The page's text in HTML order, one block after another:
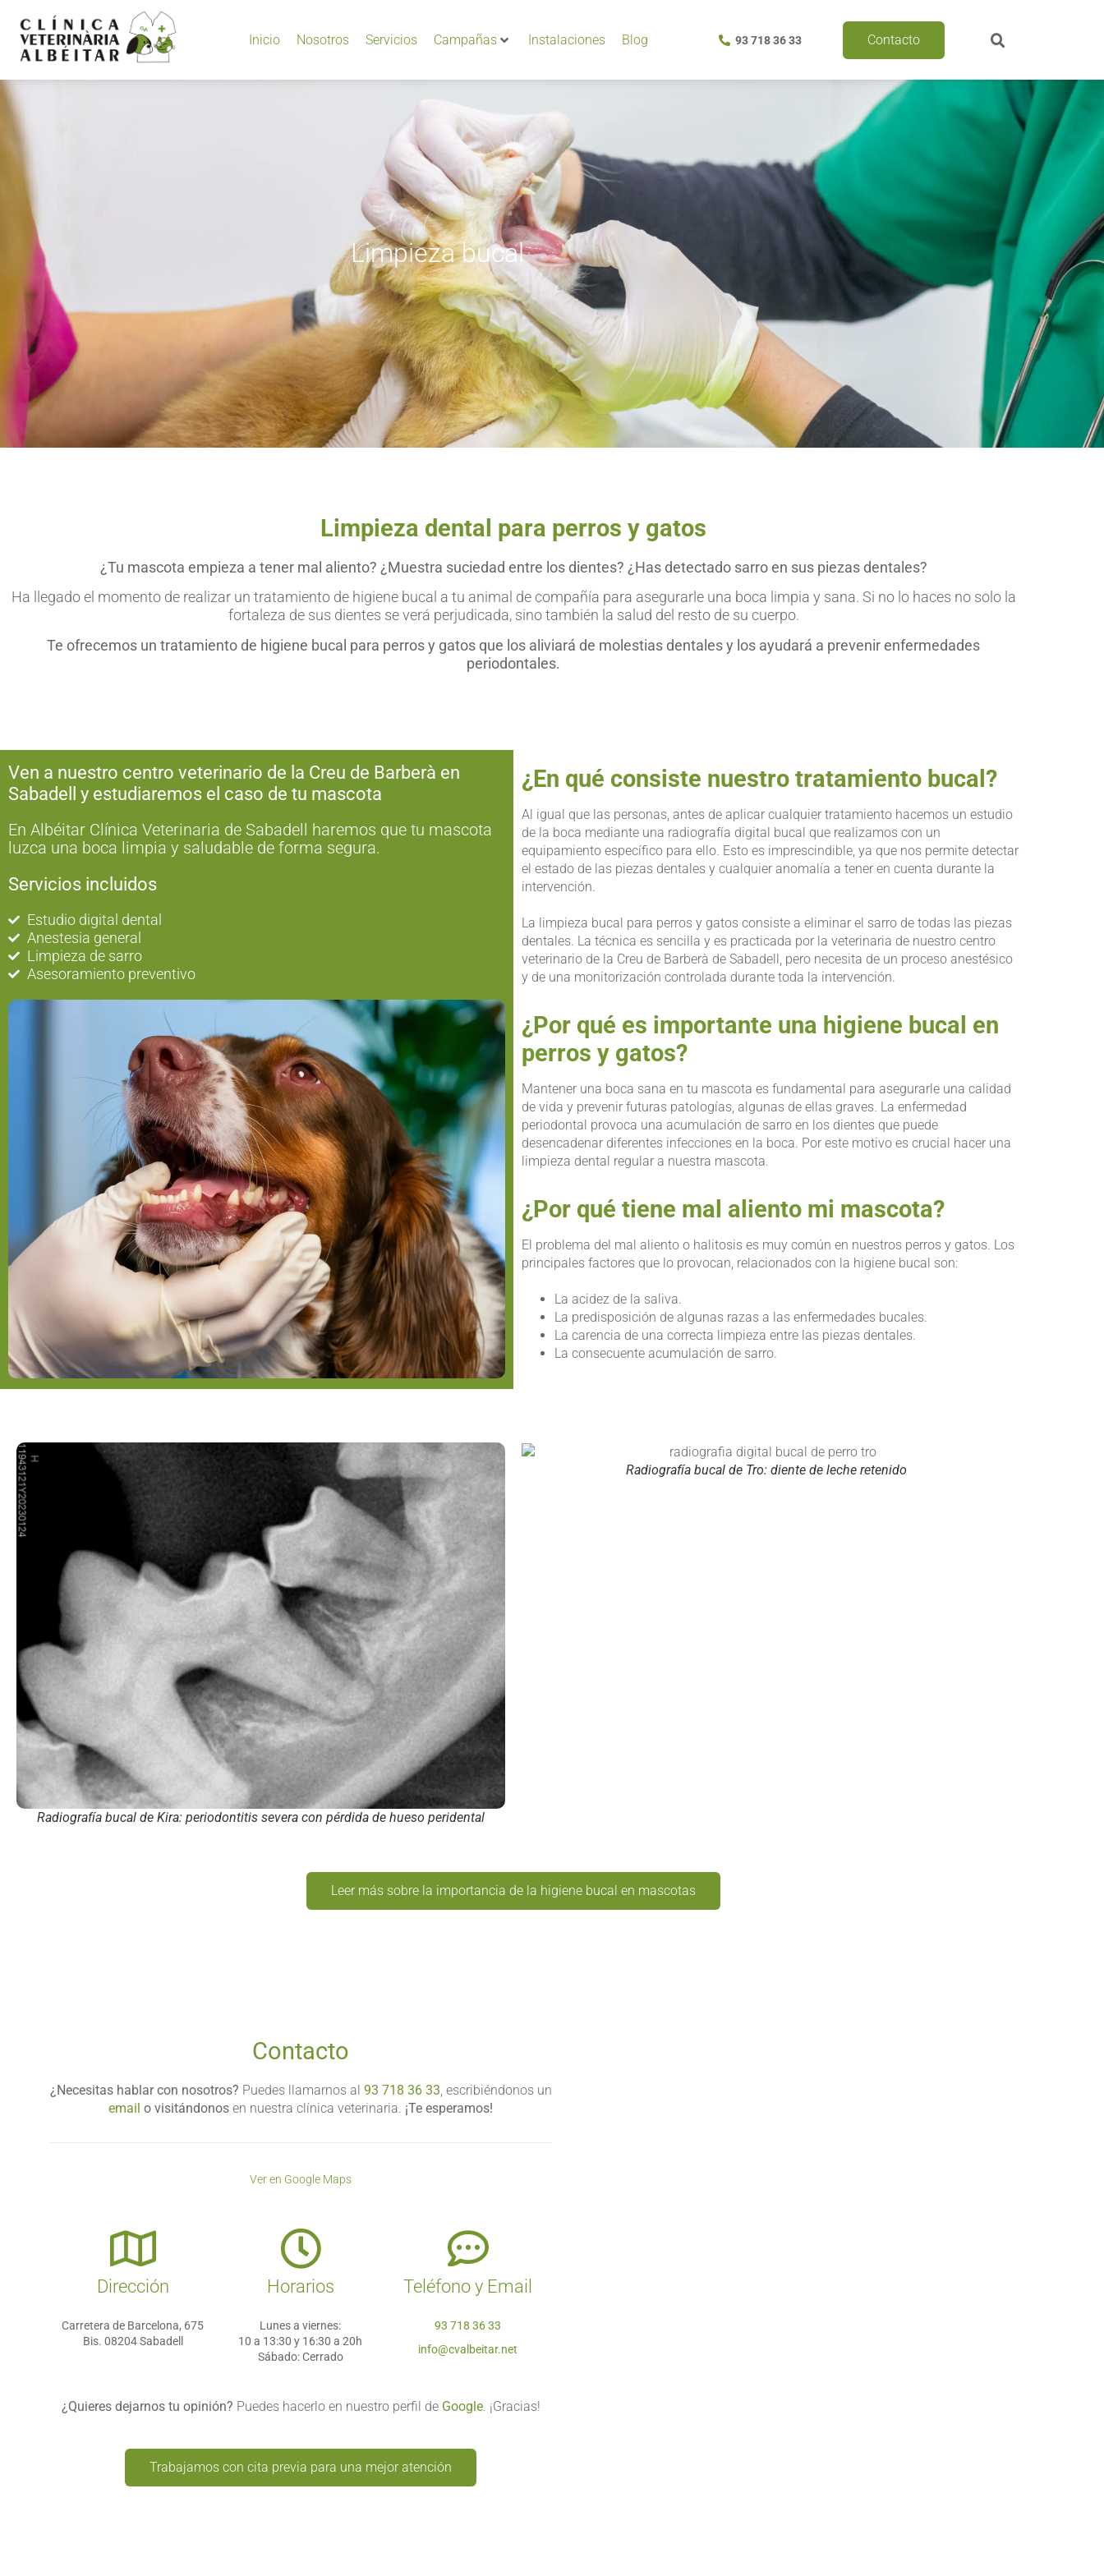
Inicio Nosotros Servicios Campañas Instalaciones Blog 93 718 36 33 Contacto
Limpieza bucal
Limpieza dental para perros y gatos
¿Tu mascota empieza a tener mal aliento? ¿Muestra suciedad entre los dientes? ¿Has detectado sarro en sus piezas dentales?
Ha llegado el momento de realizar un tratamiento de higiene bucal a tu animal de compañía para asegurarle una boca limpia y sana. Si no lo haces no solo la
fortaleza de sus dientes se verá perjudicada, sino también la salud del resto de su cuerpo.
Te ofrecemos un tratamiento de higiene bucal para perros y gatos que los aliviará de molestias dentales y los ayudará a prevenir enfermedades
periodontales.
Ven a nuestro centro veterinario de la Creu de Barberà en
Sabadell y estudiaremos el caso de tu mascota
En Albéitar Clínica Veterinaria de Sabadell haremos que tu mascota
luzca una boca limpia y saludable de forma segura.
Servicios incluidos
Estudio digital dental
Anestesia general
Limpieza de sarro
Asesoramiento preventivo
¿En qué consiste nuestro tratamiento bucal?
Al igual que las personas, antes de aplicar cualquier tratamiento hacemos un estudio
de la boca mediante una radiografía digital bucal que realizamos con un
equipamiento específico para ello. Esto es imprescindible, ya que nos permite detectar
el estado de las piezas dentales y cualquier anomalía a tener en cuenta durante la
intervención.
La limpieza bucal para perros y gatos consiste a eliminar el sarro de todas las piezas
dentales. La técnica es sencilla y es practicada por la veterinaria de nuestro centro
veterinario de la Creu de Barberà de Sabadell, pero necesita de un proceso anestésico
y de una monitorización controlada durante toda la intervención.
¿Por qué es importante una higiene bucal en
perros y gatos?
Mantener una boca sana en tu mascota es fundamental para asegurarle una calidad
de vida y prevenir futuras patologías, algunas de ellas graves. La enfermedad
periodontal provoca una acumulación de sarro en los dientes que puede
desencadenar diferentes infecciones en la boca. Por este motivo es crucial hacer una
limpieza dental regular a nuestra mascota.
¿Por qué tiene mal aliento mi mascota?
El problema del mal aliento o halitosis es muy común en nuestros perros y gatos. Los
principales factores que lo provocan, relacionados con la higiene bucal son:
La acidez de la saliva.
La predisposición de algunas razas a las enfermedades bucales.
La carencia de una correcta limpieza entre las piezas dentales.
La consecuente acumulación de sarro.
Radiografía bucal de Kira: periodontitis severa con pérdida de hueso peridental
Radiografía bucal de Tro: diente de leche retenido
Leer más sobre la importancia de la higiene bucal en mascotas
Contacto
¿Necesitas hablar con nosotros? Puedes llamarnos al 93 718 36 33, escribiéndonos un
email o visitándonos en nuestra clínica veterinaria. ¡Te esperamos!
Ver en Google Maps
Dirección
Carretera de Barcelona, 675
Bis. 08204 Sabadell
Horarios
Lunes a viernes:
10 a 13:30 y 16:30 a 20h
Sábado:Cerrado
Teléfono y Email
93 718 36 33
info@cvalbeitar.net
¿Quieres dejarnos tu opinión? Puedes hacerlo en nuestro perfil de Google. ¡Gracias!
Trabajamos con cita previa para una mejor atención